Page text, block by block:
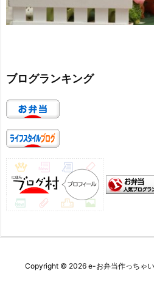
ブログランキング
Copyright © 2026 e-お弁当作っちゃ